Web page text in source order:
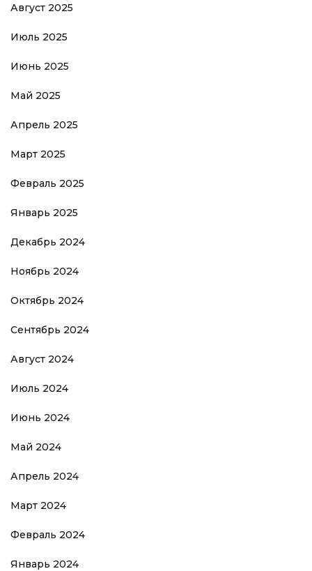
Август 2025
Июль 2025
Июнь 2025
Май 2025
Апрель 2025
Март 2025
Февраль 2025
Январь 2025
Декабрь 2024
Ноябрь 2024
Октябрь 2024
Сентябрь 2024
Август 2024
Июль 2024
Июнь 2024
Май 2024
Апрель 2024
Март 2024
Февраль 2024
Январь 2024